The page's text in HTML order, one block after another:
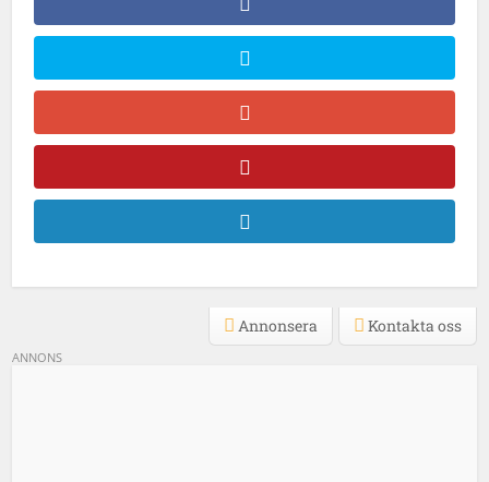
Kontakta oss
Annonsera
ANNONS